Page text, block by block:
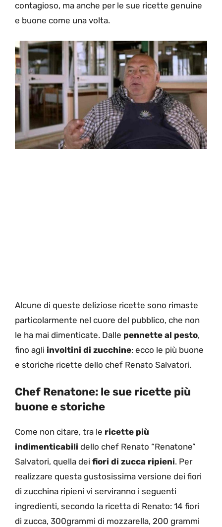
contagioso, ma anche per le sue ricette genuine
e buone come una volta.
Alcune di queste deliziose ricette sono rimaste
particolarmente nel cuore del pubblico, che non
le ha mai dimenticate. Dalle pennette al pesto,
fino agli involtini di zucchine: ecco le più buone
e storiche ricette dello chef Renato Salvatori.
Chef Renatone: le sue ricette più
buone e storiche
Come non citare, tra le ricette più
indimenticabili dello chef Renato “Renatone”
Salvatori, quella dei fiori di zucca ripieni. Per
realizzare questa gustosissima versione dei fiori
di zucchina ripieni vi serviranno i seguenti
ingredienti, secondo la ricetta di Renato: 14 fiori
di zucca, 300grammi di mozzarella, 200 grammi